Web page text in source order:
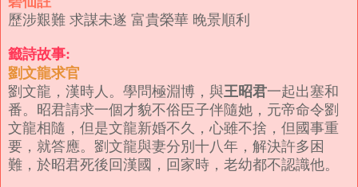
歷涉艱難 求謀未遂 富貴榮華 晚景順利
籤詩故事:
劉文龍求官
劉文龍，漢時人。學問極淵博，與王昭君一起出塞和
番。 昭君請求一個才貌不俗臣子伴隨她，元帝命令劉
文龍相隨，但是文龍新婚不久，心雖不捨，但國事重
要，就答應。劉文龍與妻分別十八年，解決許多困
難，於昭君死後回漢國，回家時，老幼都不認識他。